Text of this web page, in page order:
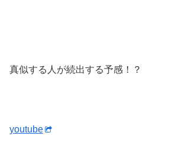
真似する人が続出する予感！？
youtube